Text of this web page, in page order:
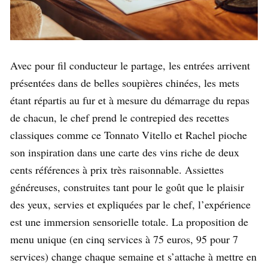
Avec pour fil conducteur le partage, les entrées arrivent
présentées dans de belles soupières chinées, les mets
étant répartis au fur et à mesure du démarrage du repas
de chacun, le chef prend le contrepied des recettes
classiques comme ce Tonnato Vitello et Rachel pioche
son inspiration dans une carte des vins riche de deux
cents références à prix très raisonnable. Assiettes
généreuses, construites tant pour le goût que le plaisir
des yeux, servies et expliquées par le chef, l’expérience
est une immersion sensorielle totale. La proposition de
menu unique (en cinq services à 75 euros, 95 pour 7
services) change chaque semaine et s’attache à mettre en